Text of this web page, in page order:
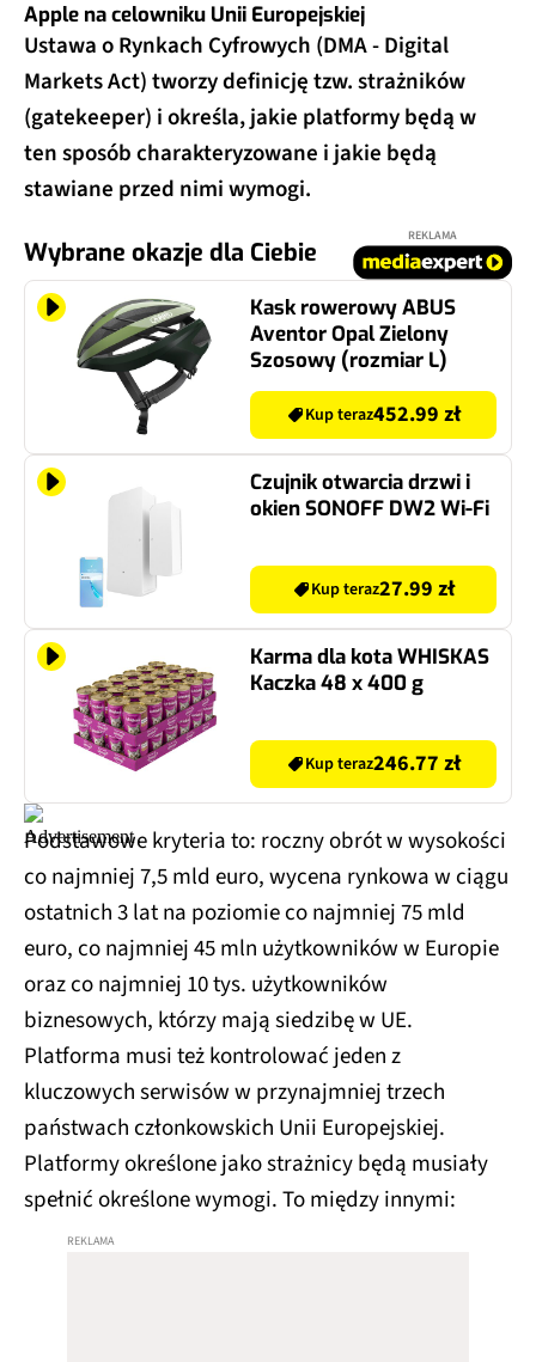
Apple na celowniku Unii Europejskiej
Ustawa o Rynkach Cyfrowych (DMA - Digital
Markets Act) tworzy definicję tzw. strażników
(gatekeeper) i określa, jakie platformy będą w
ten sposób charakteryzowane i jakie będą
stawiane przed nimi wymogi.
Wybrane okazje dla Ciebie
REKLAMA
Kask rowerowy ABUS
Aventor Opal Zielony
Szosowy (rozmiar L)
Kup teraz452.99 zł
Czujnik otwarcia drzwi i
okien SONOFF DW2 Wi-Fi
Kup teraz27.99 zł
Karma dla kota WHISKAS
Kaczka 48 x 400 g
Kup teraz246.77 zł
Podstawowe kryteria to: roczny obrót w wysokości
co najmniej 7,5 mld euro, wycena rynkowa w ciągu
ostatnich 3 lat na poziomie co najmniej 75 mld
euro, co najmniej 45 mln użytkowników w Europie
oraz co najmniej 10 tys. użytkowników
biznesowych, którzy mają siedzibę w UE.
Platforma musi też kontrolować jeden z
kluczowych serwisów w przynajmniej trzech
państwach członkowskich Unii Europejskiej.
Platformy określone jako strażnicy będą musiały
spełnić określone wymogi. To między innymi: